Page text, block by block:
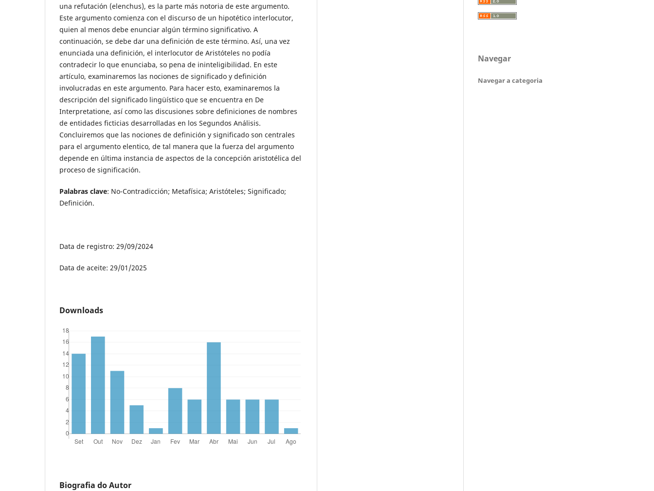
una refutación (elenchus), es la parte más notoria de este argumento.
Este argumento comienza con el discurso de un hipotético interlocutor,
quien al menos debe enunciar algún término significativo. A
continuación, se debe dar una definición de este término. Así, una vez
enunciada una definición, el interlocutor de Aristóteles no podía
contradecir lo que enunciaba, so pena de ininteligibilidad. En este
artículo, examinaremos las nociones de significado y definición
involucradas en este argumento. Para hacer esto, examinaremos la
descripción del significado lingüístico que se encuentra en De
Interpretatione, así como las discusiones sobre definiciones de nombres
de entidades ficticias desarrolladas en los Segundos Análisis.
Concluiremos que las nociones de definición y significado son centrales
para el argumento elentico, de tal manera que la fuerza del argumento
depende en última instancia de aspectos de la concepción aristotélica del
proceso de significación.
Palabras clave: No-Contradicción; Metafísica; Aristóteles; Significado;
Definición.
Data de registro: 29/09/2024
Data de aceite: 29/01/2025
Downloads
Biografia do Autor
Navegar
Navegar a categoria